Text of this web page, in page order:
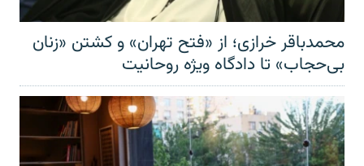
محمدباقر خرازی؛ از «فتح تهران» و کشتن «زنان
بی‌حجاب» تا دادگاه ویژه روحانیت